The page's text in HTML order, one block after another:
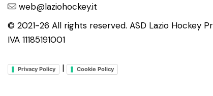
web@laziohockey.it
© 2021-26 All rights reserved. ASD Lazio Hockey
IVA 11185191001
Privacy Policy | Cookie Policy